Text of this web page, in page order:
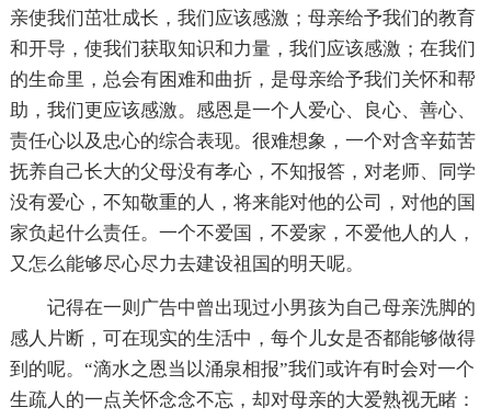
亲使我们茁壮成长，我们应该感激；母亲给予我们的教育
和开导，使我们获取知识和力量，我们应该感激；在我们
的生命里，总会有困难和曲折，是母亲给予我们关怀和帮
助，我们更应该感激。感恩是一个人爱心、良心、善心、
责任心以及忠心的综合表现。很难想象，一个对含辛茹苦
抚养自己长大的父母没有孝心，不知报答，对老师、同学
没有爱心，不知敬重的人，将来能对他的公司，对他的国
家负起什么责任。一个不爱国，不爱家，不爱他人的人，
又怎么能够尽心尽力去建设祖国的明天呢。
记得在一则广告中曾出现过小男孩为自己母亲洗脚的
感人片断，可在现实的生活中，每个儿女是否都能够做得
到的呢。“滴水之恩当以涌泉相报”我们或许有时会对一个
生疏人的一点关怀念念不忘，却对母亲的大爱熟视无睹：